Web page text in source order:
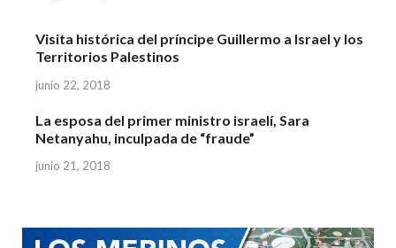
Visita histórica del príncipe Guillermo a Israel y los
Territorios Palestinos
junio 22, 2018
La esposa del primer ministro israelí, Sara
Netanyahu, inculpada de “fraude”
junio 21, 2018